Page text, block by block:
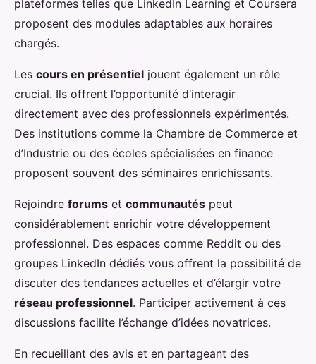
plateformes telles que LinkedIn Learning et Coursera
proposent des modules adaptables aux horaires
chargés.
Les cours en présentiel jouent également un rôle
crucial. Ils offrent l’opportunité d’interagir
directement avec des professionnels expérimentés.
Des institutions comme la Chambre de Commerce et
d’Industrie ou des écoles spécialisées en finance
proposent souvent des séminaires enrichissants.
Rejoindre forums et communautés peut
considérablement enrichir votre développement
professionnel. Des espaces comme Reddit ou des
groupes LinkedIn dédiés vous offrent la possibilité de
discuter des tendances actuelles et d’élargir votre
réseau professionnel. Participer activement à ces
discussions facilite l’échange d’idées novatrices.
En recueillant des avis et en partageant des